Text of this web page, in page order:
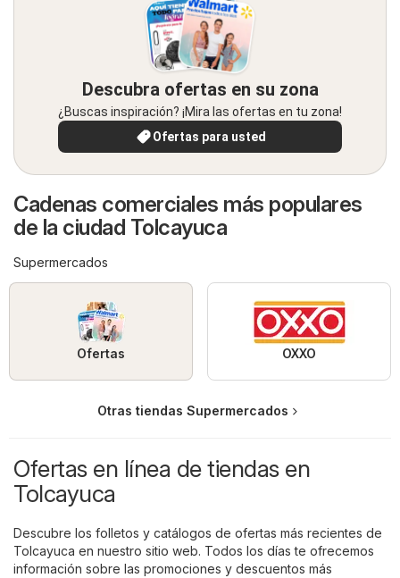
Descubra ofertas en su zona
¿Buscas inspiración? ¡Mira las ofertas en tu zona!
Ofertas para usted
Cadenas comerciales más populares
de la ciudad Tolcayuca
Supermercados
Ofertas OXXO
Otras tiendas Supermercados
Ofertas en línea de tiendas en
Tolcayuca
Descubre los folletos y catálogos de ofertas más recientes de
Tolcayuca en nuestro sitio web. Todos los días te ofrecemos
información sobre las promociones y descuentos más